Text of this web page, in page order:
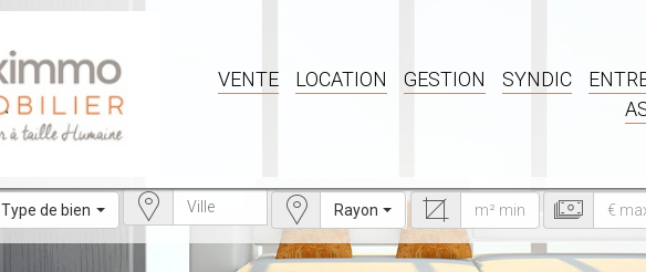
VENTE LOCATION GESTION SYNDIC
Type de bien Rayon